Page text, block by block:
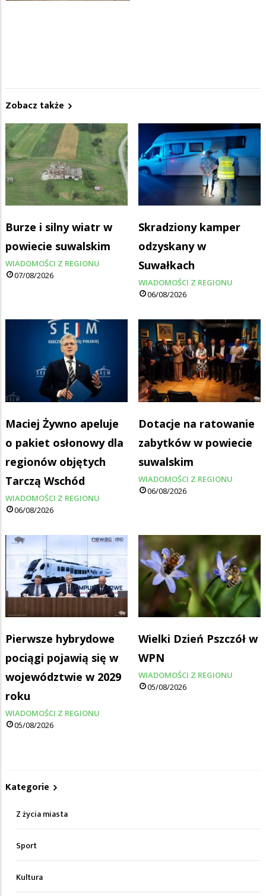
Zobacz także
Burze i silny wiatr w
powiecie suwalskim
WIADOMOŚCI Z REGIONU
07/08/2026
Skradziony kamper
odzyskany w
Suwałkach
WIADOMOŚCI Z REGIONU
06/08/2026
Maciej Żywno apeluje
o pakiet osłonowy dla
regionów objętych
Tarczą Wschód
WIADOMOŚCI Z REGIONU
06/08/2026
Dotacje na ratowanie
zabytków w powiecie
suwalskim
WIADOMOŚCI Z REGIONU
06/08/2026
Pierwsze hybrydowe
pociągi pojawią się w
województwie w 2029
roku
WIADOMOŚCI Z REGIONU
05/08/2026
Wielki Dzień Pszczół w
WPN
WIADOMOŚCI Z REGIONU
05/08/2026
Kategorie
Z życia miasta
Sport
Kultura